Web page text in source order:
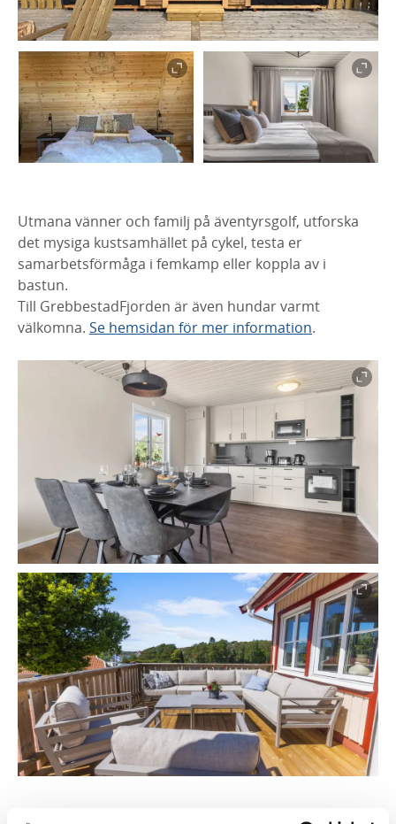
Utmana vänner och familj på äventyrsgolf, utforska
det mysiga kustsamhället på cykel, testa er
samarbetsförmåga i femkamp eller koppla av i
bastun.
Till GrebbestadFjorden är även hundar varmt
välkomna. Se hemsidan för mer information.